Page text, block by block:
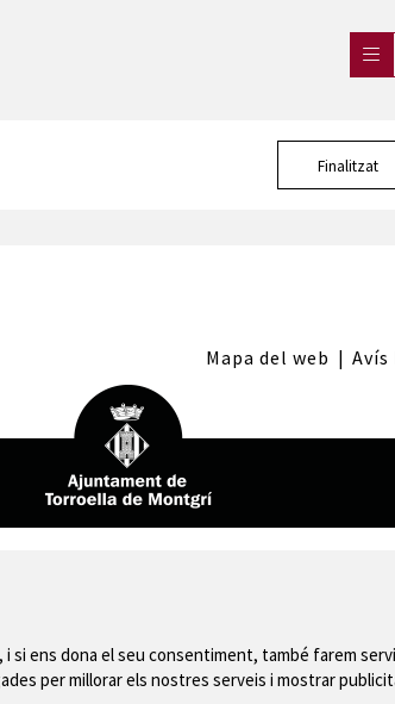
Finalitzat
Mapa del web | Avís
si ens dona el seu consentiment, també farem
per millorar els nostres serveis i mostrar